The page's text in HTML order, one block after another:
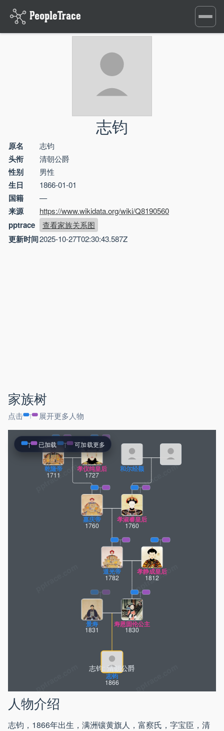
Toggle
志钧
原名 志钧
头衔 清朝公爵
性别 男性
生日 1866-01-01
国籍 —
来源 https://www.wikidata.org/wiki/Q8190560
pptrace 查看家族关系图
更新时间2025-10-27T02:30:43.587Z
家族树
点击 展开更多人物
pptrace.com
志钧
1866
景寿
1831
寿恩固伦公主
1830
道光帝
1782
孝静成皇后
1812
嘉庆帝
1760
孝淑睿皇后
1760
乾隆帝
1711
孝仪纯皇后
1727
和尔经额
志钧: 清朝公爵
已加载 可加载更多
人物介绍
志钧，1866年出生，满洲镶黄旗人，富察氏，字宝臣，清